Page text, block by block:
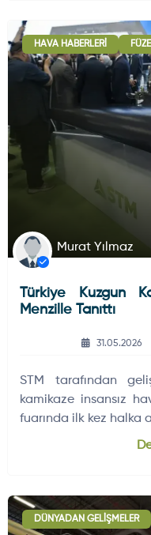
HAVA HABERLERI
Murat Yılmaz
Türkiye Kuzgun
Menzille Tanıttı
31.05.2026
STM tarafından
kamikaze insansız
fuarında ilk kez halka
DÜNYADAN GELIŞMELER